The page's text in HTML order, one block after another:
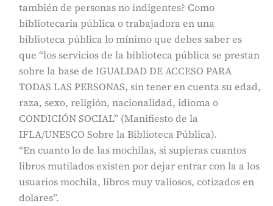
también de personas no indigentes? Como
bibliotecaria pública o trabajadora en una
biblioteca pública lo mínimo que debes saber es
que “los servicios de la biblioteca pública se prestan
sobre la base de IGUALDAD DE ACCESO PARA
TODAS LAS PERSONAS, sin tener en cuenta su edad,
raza, sexo, religión, nacionalidad, idioma o
CONDICIÓN SOCIAL” (Manifiesto de la
IFLA/UNESCO Sobre la Biblioteca Pública).
“En cuanto lo de las mochilas, si supieras cuantos
libros mutilados existen por dejar entrar con la a los
usuarios mochila, libros muy valiosos, cotizados en
dolares”.